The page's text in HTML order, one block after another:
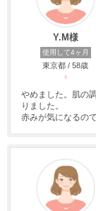
Y.M様
使用して4ヶ月
東京都 / 58歳
♀
やめました。肌の
りました。
赤みが気になるの